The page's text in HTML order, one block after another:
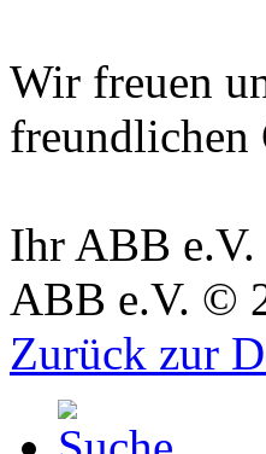
Wir freuen
freundlichen
Ihr ABB e.V.
ABB e.V. ©
Zurück zur